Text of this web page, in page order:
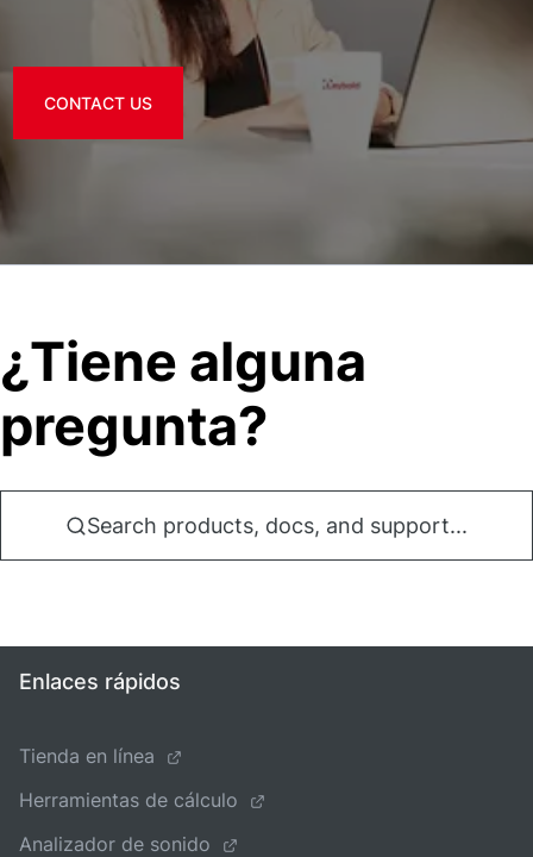
CONTACT US
¿Tiene alguna
pregunta?
Search products, docs, and support...
Enlaces rápidos
Tienda en línea
Herramientas de cálculo
Analizador de sonido